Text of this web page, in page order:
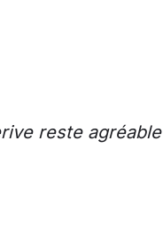
reste agréable